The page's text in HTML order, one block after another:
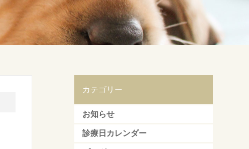
カテゴリー
お知らせ
診療日カレンダー